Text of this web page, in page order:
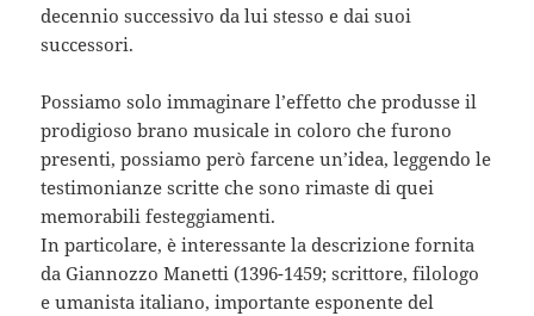
decennio successivo da lui stesso e dai suoi
successori.
Possiamo solo immaginare l’effetto che produsse il
prodigioso brano musicale in coloro che furono
presenti, possiamo però farcene un’idea, leggendo le
testimonianze scritte che sono rimaste di quei
memorabili festeggiamenti.
In particolare, è interessante la descrizione fornita
da Giannozzo Manetti (1396-1459; scrittore, filologo
e umanista italiano, importante esponente del